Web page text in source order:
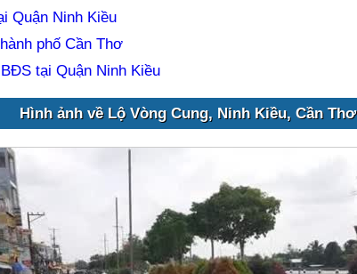
Quận Ninh Kiều
phố Cần Thơ
tại Quận Ninh Kiều
Hình ảnh về Lộ Vòng Cung, Ninh Kiều, Cần Thơ